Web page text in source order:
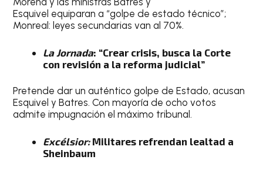
Esquivel equiparan a “golpe de estado técnico”;
Monreal: leyes secundarias van al 70%.
La Jornada: “Crear crisis, busca la Corte
con revisión a la reforma judicial”
Pretende dar un auténtico golpe de Estado, acusan
Esquivel y Batres. Con mayoría de ocho votos
admite impugnación el máximo tribunal.
Excélsior: Militares refrendan lealtad a
Sheinbaum